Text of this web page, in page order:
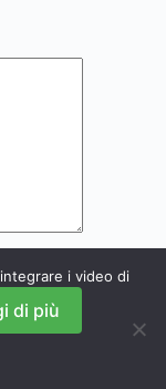
i video di
di più